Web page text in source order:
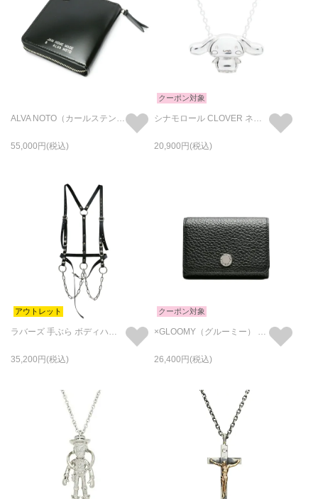
55,000
クーポン対象
20,900
アウトレット
35,200
クーポン対象
26,400